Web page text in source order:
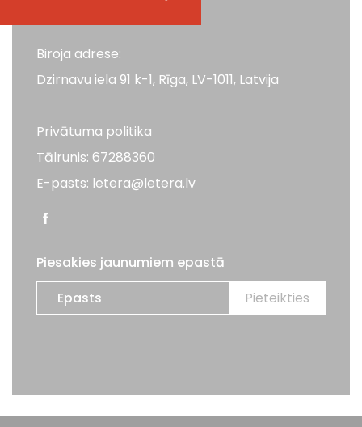
Biroja adrese:
Dzirnavu iela 91 k-1, Rīga, LV-1011, Latvija
Privātuma politika
Tālrunis: 67288360
E-pasts: letera@letera.lv
Piesakies jaunumiem epastā